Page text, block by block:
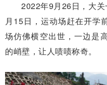
2022年9月26日，大
月15日，运动场赶在开学
场仿佛横空出世，一边是
的峭壁，让人啧啧称奇。